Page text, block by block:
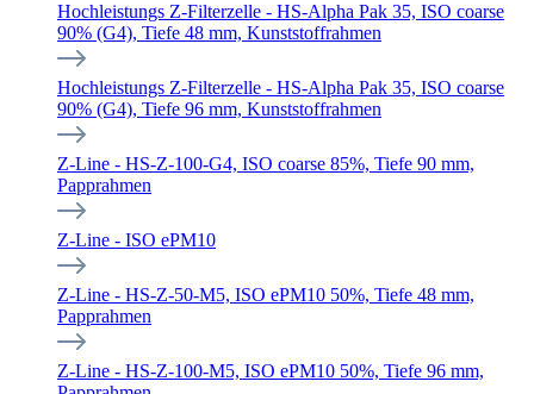
Hochleistungs Z-Filterzelle - HS-Alpha Pak 35, ISO coarse
90% (G4), Tiefe 48 mm, Kunststoffrahmen
Hochleistungs Z-Filterzelle - HS-Alpha Pak 35, ISO coarse
90% (G4), Tiefe 96 mm, Kunststoffrahmen
Z-Line - HS-Z-100-G4, ISO coarse 85%, Tiefe 90 mm,
Papprahmen
Z-Line - ISO ePM10
Z-Line - HS-Z-50-M5, ISO ePM10 50%, Tiefe 48 mm,
Papprahmen
Z-Line - HS-Z-100-M5, ISO ePM10 50%, Tiefe 96 mm,